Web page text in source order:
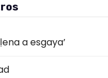
a esgaya’